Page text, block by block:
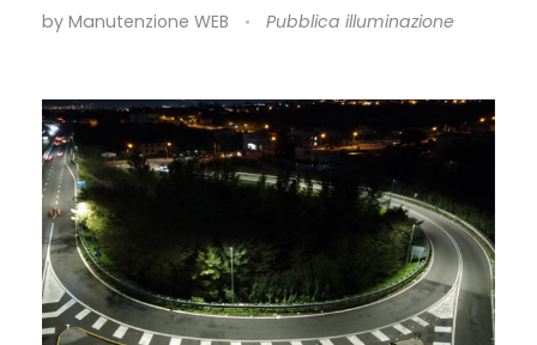
by Manutenzione WEB Pubblica illuminazione